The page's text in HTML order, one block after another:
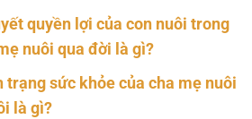
quyền lợi của con nuôi trong
nuôi qua đời là gì?
sức khỏe của cha mẹ nuôi
là gì?